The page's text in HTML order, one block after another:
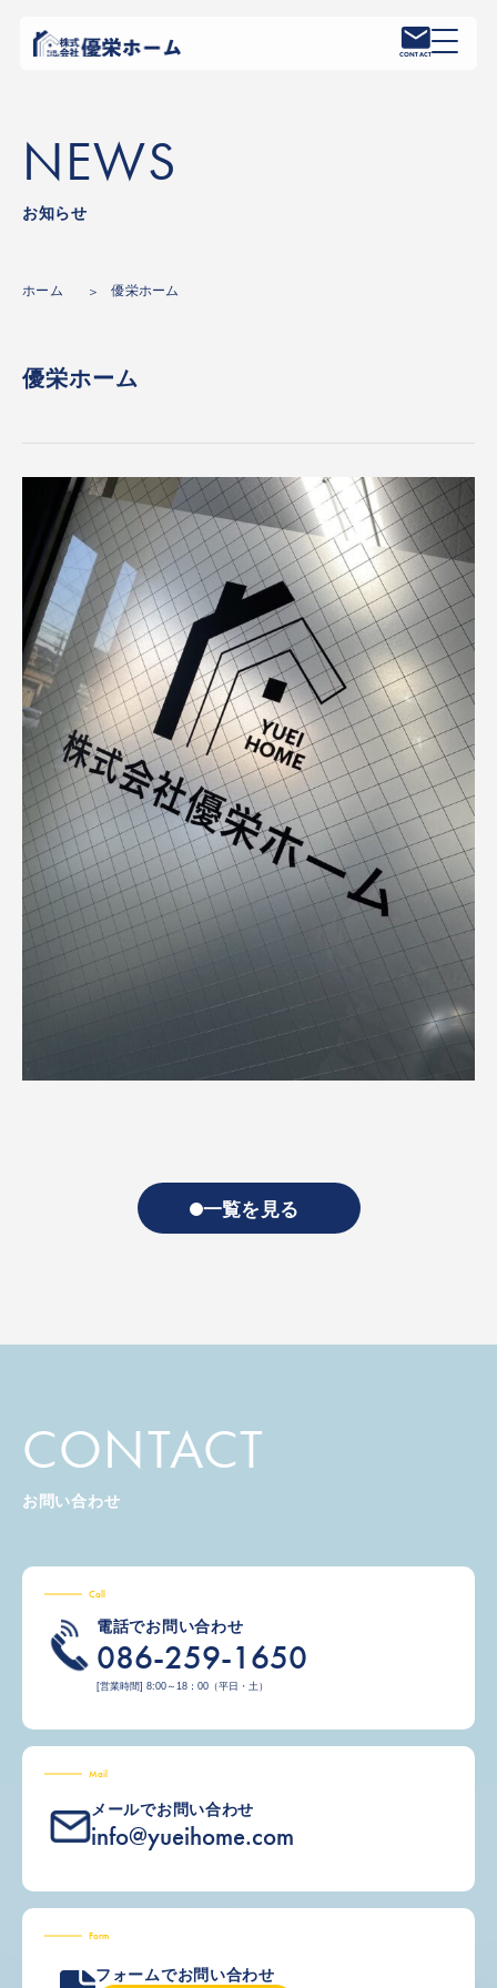
CONTACT
NEWS
お知らせ
ホーム 優栄ホーム
優栄ホーム
一覧を見る
CONTACT
お問い合わせ
Call
電話でお問い合わせ
086-259-1650
[営業時間] 8:00～18：00（平日・土）
Mail
メールでお問い合わせ
info@yueihome.com
Form
フォームでお問い合わせ